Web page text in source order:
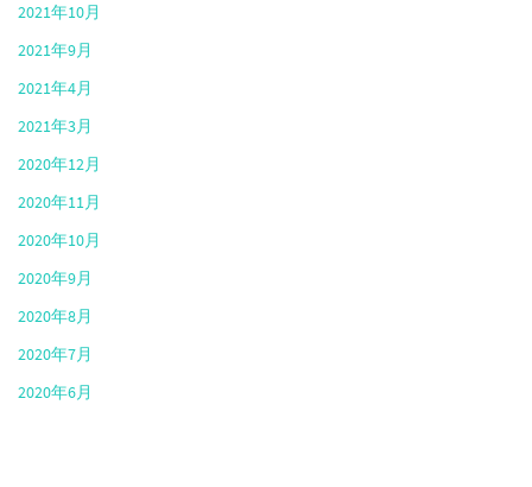
2021年10月
2021年9月
2021年4月
2021年3月
2020年12月
2020年11月
2020年10月
2020年9月
2020年8月
2020年7月
2020年6月